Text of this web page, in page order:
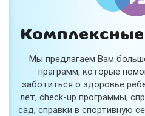
Мы предлагаем Вам
праграмм, которые
заботиться о здоровье
лет, check-up программы,
сад, справки в спортивную